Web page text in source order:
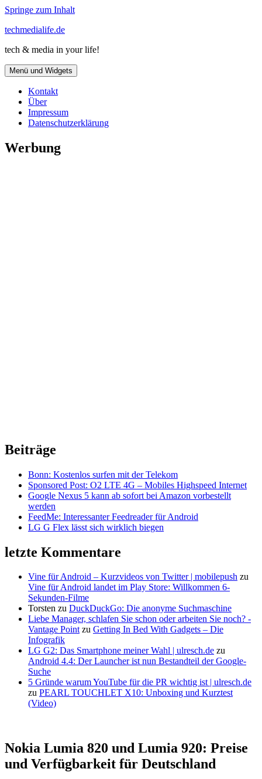
Springe zum Inhalt
techmedialife.de
tech & media in your life!
Menü und Widgets
Kontakt
Über
Impressum
Datenschutzerklärung
Werbung
Beiträge
Bonn: Kostenlos surfen mit der Telekom
Sponsored Post: O2 LTE 4G – Mobiles Highspeed Internet
Google Nexus 5 kann ab sofort bei Amazon vorbestellt
werden
FeedMe: Interessanter Feedreader für Android
LG G Flex lässt sich wirklich biegen
letzte Kommentare
Vine für Android – Kurzvideos von Twitter | mobilepush zu
Vine für Android landet im Play Store: Willkommen 6-
Sekunden-Filme
Torsten zu DuckDuckGo: Die anonyme Suchmaschine
Liebe Manager, schlafen Sie schon oder arbeiten Sie noch? -
Vantage Pointzu Getting In Bed With Gadgets – Die
Infografik
LG G2: Das Smartphone meiner Wahl | ulresch.de zu
Android 4.4: Der Launcher ist nun Bestandteil der Google-
Suche
5 Gründe warum YouTube für die PR wichtig ist | ulresch.de
zu PEARL TOUCHLET X10: Unboxing und Kurztest
(Video)
Nokia Lumia 820 und Lumia 920: Preise
und Verfügbarkeit für Deutschland